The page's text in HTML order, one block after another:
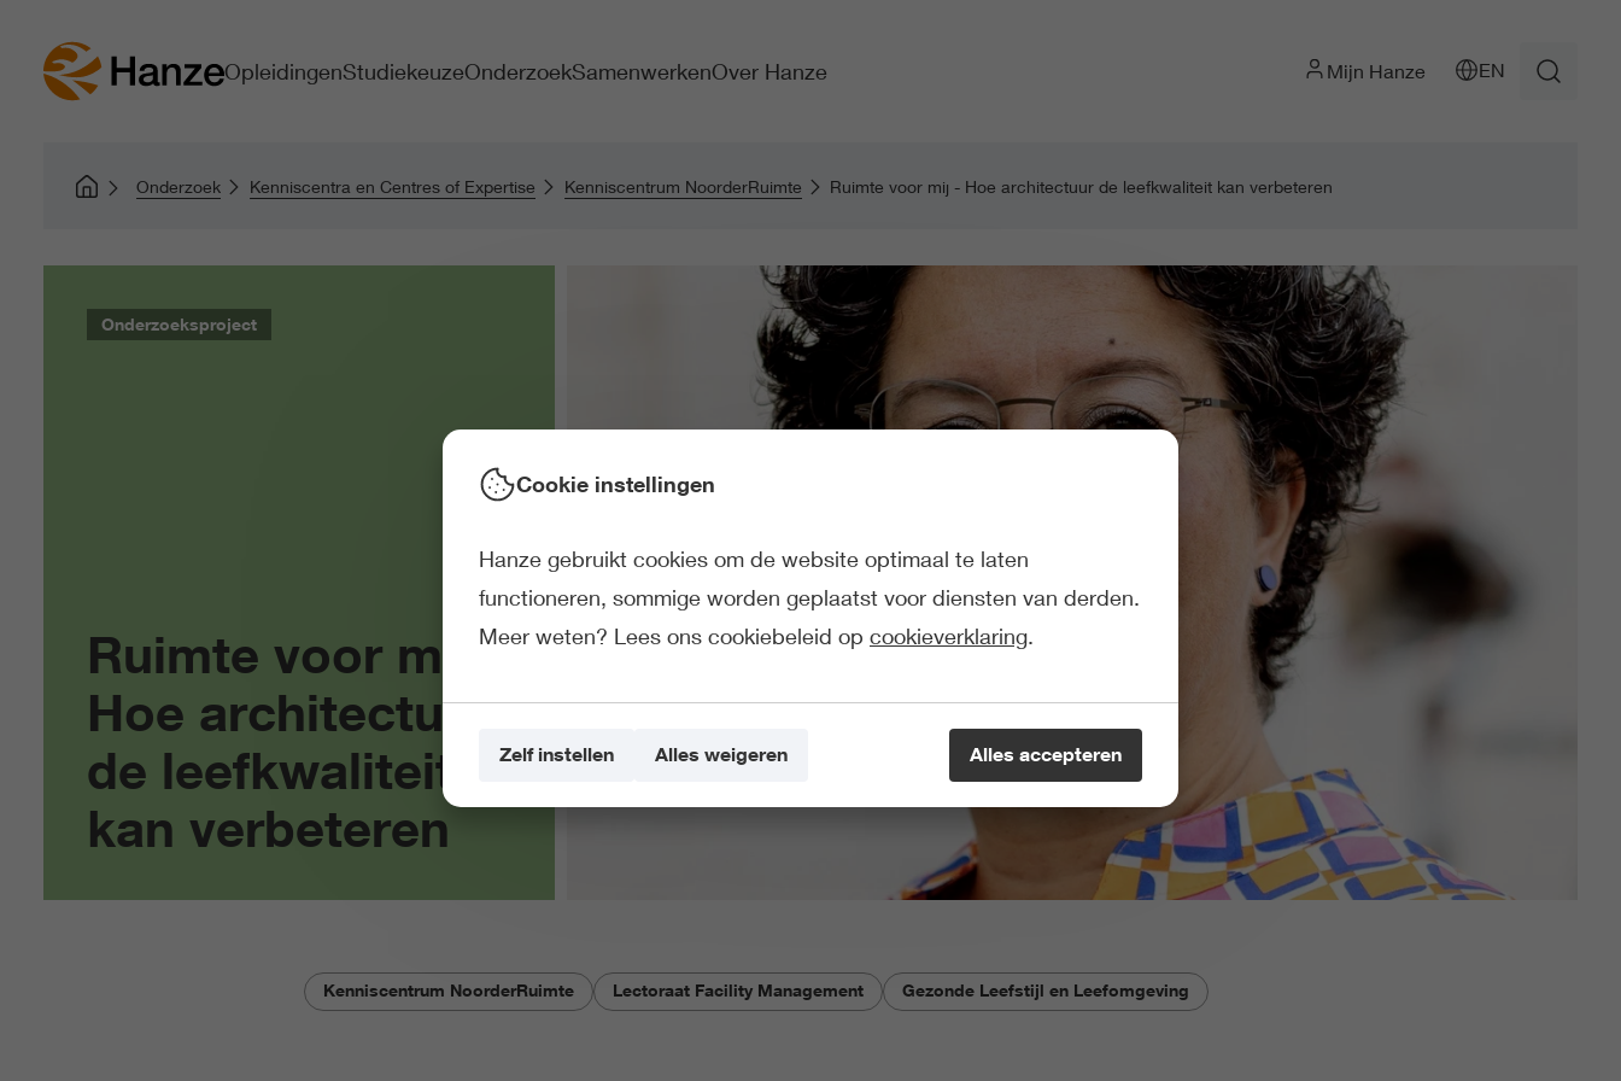
OpleidingenStudiekeuzeOnderzoekSamenwerkenOver Hanze Mijn Hanze EN
Onderzoek Kenniscentra en Centres of Expertise Kenniscentrum NoorderRuimte Ruimte voor mij - Hoe architectuur de leefkwaliteit kan verbeteren
Ruimte voor mij -
Hoe architectuur
de leefkwaliteit
kan verbeteren
Onderzoeksproject
Kenniscentrum NoorderRuimte Lectoraat Facility Management Gezonde Leefstijl en Leefomgeving
Cookie instellingen
Hanze gebruikt cookies om de website optimaal te laten
functioneren, sommige worden geplaatst voor diensten van derden.
Meer weten? Lees ons cookiebeleid op cookieverklaring.
Alles accepteren
Zelf instellen Alles weigeren